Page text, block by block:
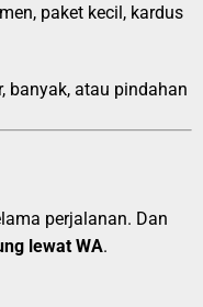
paket kecil, kardus
banyak, atau pindahan
perjalanan. Dan
lewat WA.